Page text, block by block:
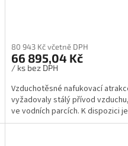
80 943 Kč včetně DPH
66 895,04 Kč
/ ks bez DPH
Vzduchotěsné nafukovací
vyžadovaly stálý přívod
ve vodních parcích. K dispozici